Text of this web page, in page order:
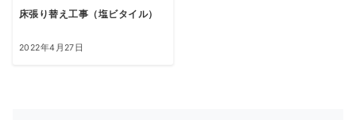
床張り替え工事（塩ビタイル）
2022年4月27日